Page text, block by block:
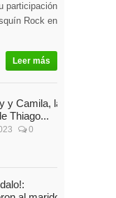
participación
Rock en
Leer más
y Camila, la
Thiago...
0